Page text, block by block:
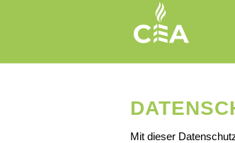
Mit dieser